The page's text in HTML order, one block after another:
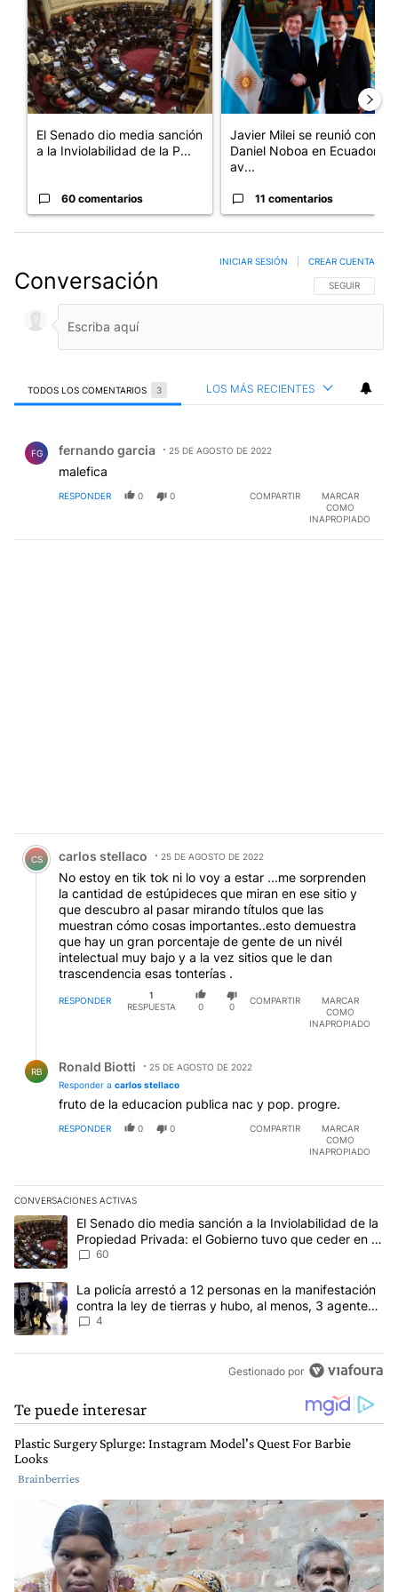
El Senado dio media sanción
a la Inviolabilidad de la P...
60 comentarios
Javier Milei se reunió con
Daniel Noboa en Ecuador y
av...
11 comentarios
Conversación SIGA ESTA
SEGUIR
INICIAR SESIÓN CREAR CUENTA
TODOS LOS COMENTARIOS 3 LOS MÁS RECIENTES
FG fernando garcia 25 DE AGOSTO DE 2022
malefica
RESPONDER 0 0 COMPARTIR
MARCAR
COMO
INAPROPIADO
Comentario de carlos stellaco.
CS carlos stellaco 25 DE AGOSTO DE 2022
No estoy en tik tok ni lo voy a estar ...me sorprenden
la cantidad de estúpideces que miran en ese sitio y
que descubro al pasar mirando títulos que las
muestran cómo cosas importantes..esto demuestra
que hay un gran porcentaje de gente de un nivél
intelectual muy bajo y a la vez sitios que le dan
trascendencia esas tonterías .
RESPONDER
1
RESPUESTA
0 0
COMPARTIR
MARCAR
COMO
INAPROPIADO
RB Ronald Biotti
25 DE AGOSTO DE 2022
Responder a carlos stellaco
fruto de la educacion publica nac y pop. progre.
RESPONDER 0 0 COMPARTIR
MARCAR
COMO
INAPROPIADO
CONVERSACIONES ACTIVAS
Este listado muestra los artículos con más comentarios en los
Un artículo de tendencia con el título "El Senado dio media
El Senado dio media sanción a la Inviolabilidad de la
Propiedad Privada: el Gobierno tuvo que ceder en la
Ley del Manejo del Fuego
60
Un artículo de tendencia con el título "La policía arrestó a 12
La policía arrestó a 12 personas en la manifestación
contra la ley de tierras y hubo, al menos, 3 agentes
heridos
4
Gestionado por